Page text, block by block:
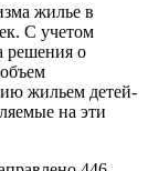
жилье в
С учетом
решения о
жильем детей-
на эти